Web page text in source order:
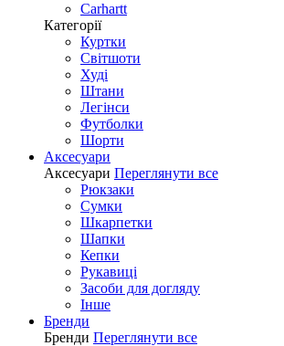
Carhartt
Категорії
Куртки
Світшоти
Худі
Штани
Легінси
Футболки
Шорти
Аксесуари
Аксесуари Переглянути все
Рюкзаки
Сумки
Шкарпетки
Шапки
Кепки
Рукавиці
Засоби для догляду
Інше
Бренди
Бренди Переглянути все